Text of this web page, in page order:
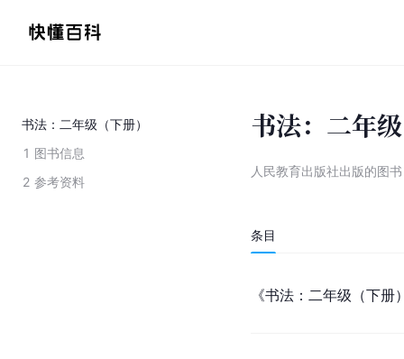
书法：二年级（下册）
1 图书信息
2 参考资料
书法：二年
人民教育出版社出版的图书
条目
《书法：二年级（下册